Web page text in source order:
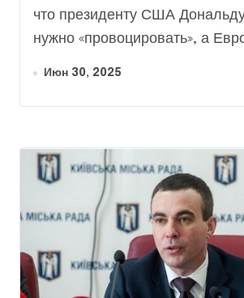
что президенту США
нужно «провоцировать», а
Июн 30, 2025